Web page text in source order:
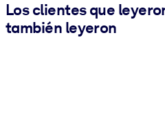
Los clientes que
también leyeron